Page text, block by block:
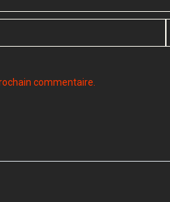
commentaire.